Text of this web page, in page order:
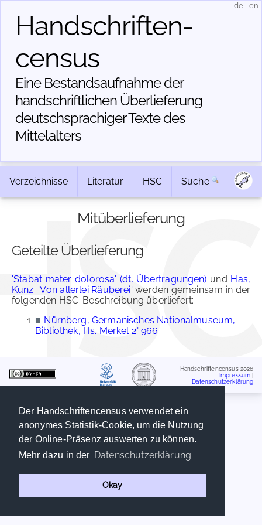
Der Handschriftencensus verwendet ein
anonymes Statistik-Cookie, um die Nutzung
der Online-Präsenz auswerten zu können.
Mehr dazu in der Datenschutzerklärung
Okay
Handschriften­
census
Eine Bestandsaufnahme der
handschriftlichen Über­lieferung
deutschsprachiger Texte des
Mittelalters
de en
Verzeichnisse Literatur HSC Suche
Mitüberlieferung
Geteilte Überlieferung
'Stabat mater dolorosa' (dt. Übertragungen) und Has,
Kunz: 'Von allerlei Räuberei' werden gemeinsam in der
folgenden HSC-Beschreibung überliefert:
■ Nürnberg, Germanisches Nationalmuseum,
Bibliothek, Hs. Merkel 2° 966
Handschriftencensus 2026
Impressum
Datenschutzerklärung